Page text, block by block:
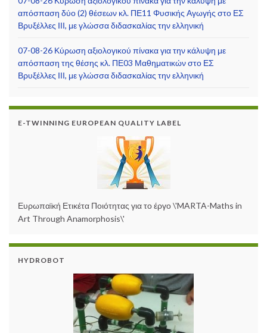
απόσπαση δύο (2) θέσεων κλ. ΠΕ11 Φυσικής Αγωγής στο ΕΣ
Βρυξέλλες ΙΙΙ, με γλώσσα διδασκαλίας την ελληνική
07-08-26 Κύρωση αξιολογικού πίνακα για την κάλυψη με
απόσπαση της θέσης κλ. ΠΕ03 Μαθηματικών στο ΕΣ
Βρυξέλλες ΙΙΙ, με γλώσσα διδασκαλίας την ελληνική
E-TWINNING EUROPEAN QUALITY LABEL
Ευρωπαϊκή Ετικέτα Ποιότητας για το έργο \'MARTA-Maths in
Art Through Anamorphosis\'
HYDROBOT